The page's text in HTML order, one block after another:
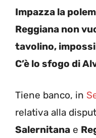
Impazza la
Reggiana non
tavolino,
C’è lo sfogo di
Tiene banco, in
relativa alla
Salernitana e